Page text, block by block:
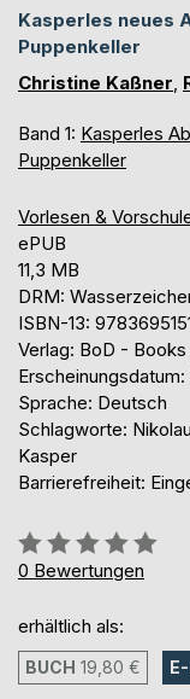
Kasperles neues
Puppenkeller
Christine Kaßner,
Band 1: Kasperles
Puppenkeller
Vorlesen &
ePUB
11,3 MB
DRM:
ISBN-13:
Verlag: BoD -
Erscheinungsdatum:
Sprache: Deutsch
Schlagworte:
Kasper
Barrierefreiheit:
Bewertung::
0%
0 Bewertungen
erhältlich als:
BUCH 19,80 €